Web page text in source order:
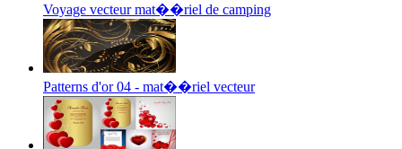
Voyage vecteur mat��riel de camping
Patterns d'or 04 - mat��riel vecteur